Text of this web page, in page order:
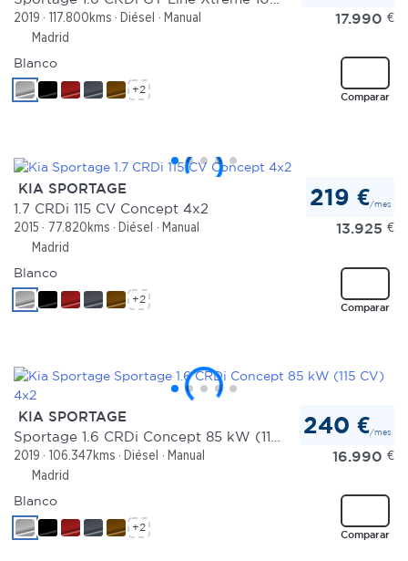
2019 117.800kms Diésel
Manual
Madrid
17.990 €
Comparar
Blanco
+2
KIA SPORTAGE
1.7 CRDi 115 CV Concept 4x2
2015 77.820kms Diésel
Manual
Madrid
219 €/mes
13.925 €
Comparar
Blanco
+2
KIA SPORTAGE
2019 106.347kms Diésel
Manual
Madrid
240 €/mes
16.990 €
Comparar
Blanco
+2